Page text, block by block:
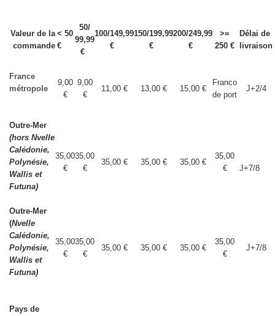
Valeur de la
commande
< 50
€
50/
99,99
€
100/149,99
€
150/199,99
€
200/249,99
€
>=
250 €
Délai de
livraison
France
métropole
9,00
€
9,00
€
11,00 € 13,00 € 15,00 €
Franco
de port
J+2/4
Outre-Mer
(hors Nvelle
Calédonie,
Polynésie,
Wallis et
Futuna)
35,00
€
35,00
€
35,00 € 35,00 € 35,00 €
35,00
€
J+7/8
Outre-Mer
(Nvelle
Calédonie,
Polynésie,
Wallis et
Futuna)
35,00
€
35,00
€
35,00 € 35,00 € 35,00 €
35,00
€
J+7/8
Pays de